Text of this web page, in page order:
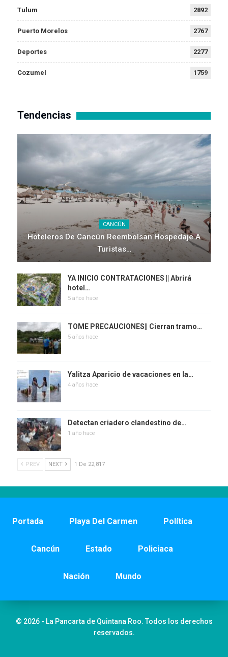
Tulum 2892
Puerto Morelos 2767
Deportes 2277
Cozumel 1759
Tendencias
CANCÚN
Hoteleros De Cancún Reembolsan Hospedaje A
Turistas…
YA INICIO CONTRATACIONES || Abrirá
hotel…
5 años hace
TOME PRECAUCIONES|| Cierran tramo…
5 años hace
Yalitza Aparicio de vacaciones en la…
4 años hace
Detectan criadero clandestino de…
1 año hace
PREV NEXT 1 De 22,817
Portada Playa Del Carmen Política
Cancún Estado Policiaca
Nación Mundo
© 2026 - La Pancarta de Quintana Roo. Todos los derechos
reservados.